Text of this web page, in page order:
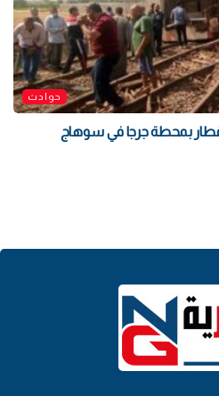
حوادث
قطار بمحطة جرجا في سوهاج